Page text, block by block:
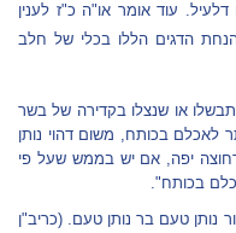
עוד אומר או"ה כ"ז לענין
הדגים הללו בכלי של חלב
או שנצלו בקדירה של בשר
לאכלם בכותח, משום דהוי נותן
יפה, אם יש בממש שעל פי
בכותח".
נותן טעם בר נותן טעם. (כריב"ן